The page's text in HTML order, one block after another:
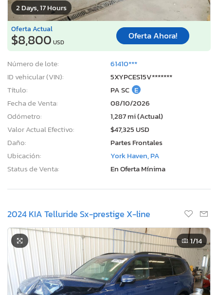
2 Days, 17 Hours
Oferta Actual
$8,800 USD
Oferta Ahora!
Número de lote:
61410***
ID vehicular (VIN):
5XYPCES15V*******
Título:
PA SC E
Fecha de Venta:
08/10/2026
Odómetro:
1,287 mi (Actual)
Valor Actual Efectivo:
$47,325 USD
Daño:
Partes Frontales
Ubicación:
York Haven, PA
Status de Venta:
En Oferta Mínima
2024 KIA Telluride Sx-prestige X-line
1/14